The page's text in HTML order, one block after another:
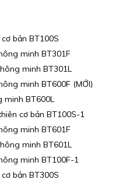
bản BT100S
minh BT301F
minh BT301L
minh BT600F (MỚI)
BT600L
cơ bản BT100S-1
minh BT601F
minh BT601L
minh BT100F-1
bản BT300S